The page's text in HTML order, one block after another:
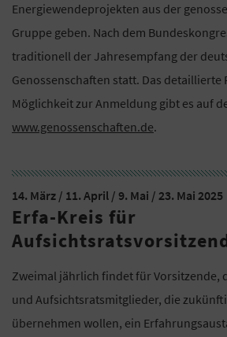
Energiewendeprojekten aus der
Gruppe geben. Nach dem
traditionell der Jahresempfang der
Genossenschaften statt. Das detaillierte
Möglichkeit zur Anmeldung gibt es auf
www.genossenschaften.de.
14. März / 11. April / 9. Mai / 23. Mai 2025
Erfa-Kreis für
Zweimal jährlich findet für Vorsitzende,
und Aufsichtsratsmitglieder, die
übernehmen wollen, ein